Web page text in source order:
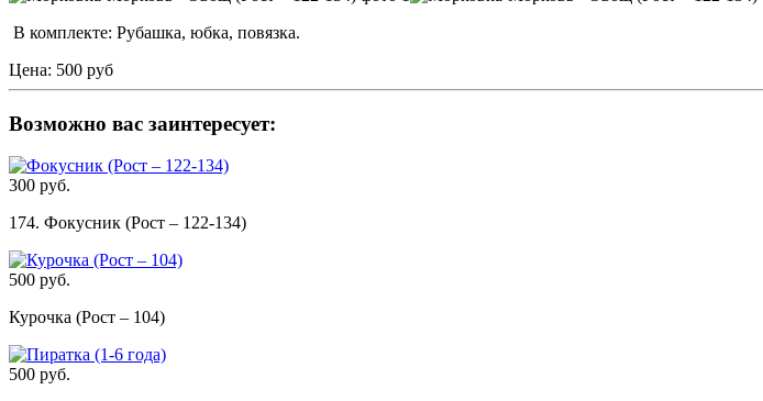
В комплекте: Рубашка, юбка, повязка.
Цена: 500 руб
Возможно вас заинтересует:
300 руб.
174. Фокусник (Рост – 122-134)
500 руб.
Курочка (Рост – 104)
500 руб.